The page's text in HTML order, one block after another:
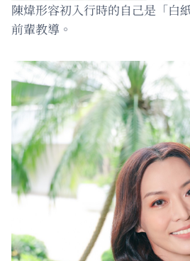
陳煒形容初入行時的自己是「白
前輩教導。